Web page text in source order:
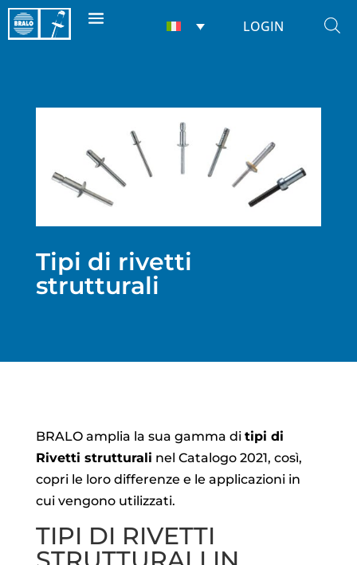
LOGIN
Tipi di rivetti
strutturali
BRALO amplia la sua gamma di tipi di
Rivetti strutturali nel Catalogo 2021, così,
copri le loro differenze e le applicazioni in
cui vengono utilizzati.
TIPI DI RIVETTI